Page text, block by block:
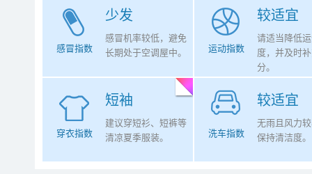
少发
感冒指数
感冒机率较低，避免
长期处于空调屋中。
较适宜
运动指数
请适当降低
度，并及时
分。
短袖
穿衣指数
建议穿短衫、短裤等
清凉夏季服装。
较适宜
洗车指数
无雨且风力
保持清洁度。